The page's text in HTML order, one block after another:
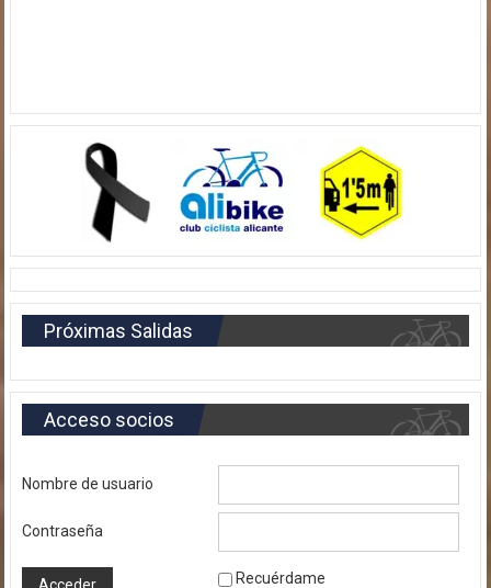
Próximas Salidas
Acceso socios
Nombre de usuario
Contraseña
Recuérdame